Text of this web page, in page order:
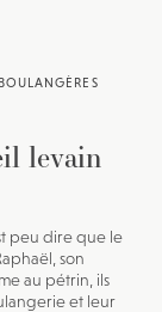
levain
peu dire que le
son
au pétrin, ils
et leur